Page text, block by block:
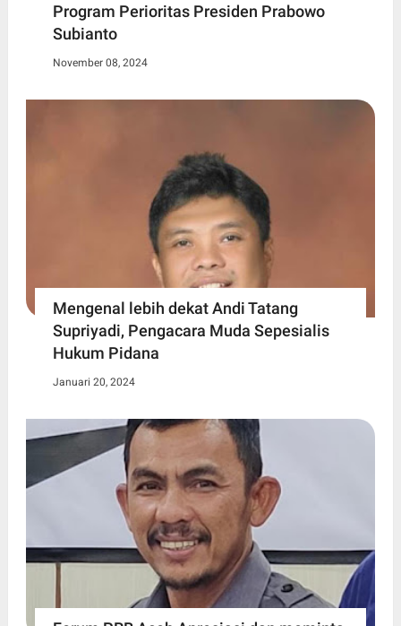
Program Perioritas Presiden Prabowo
Subianto
November 08, 2024
Mengenal lebih dekat Andi Tatang
Supriyadi, Pengacara Muda Sepesialis
Hukum Pidana
Januari 20, 2024